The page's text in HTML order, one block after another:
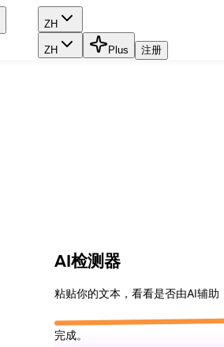
ZH
ZH Plus 注册
AI检测器
粘贴你的文本，看看是否由AI辅助
完成。